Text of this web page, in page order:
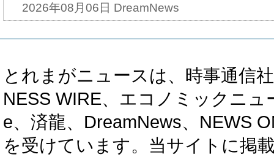
2026年08月06日 DreamNews
とれまがニュースは、時事通信
NESS WIRE、エコノミックニ
e、済龍、DreamNews、NEWS
を受けています。当サイトに掲